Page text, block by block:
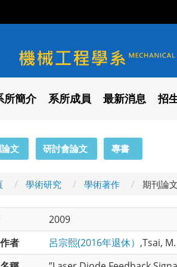
國立陽明交通大學 機械工
所簡介 系所成員 最新消息 招
文 研討會論文 專書
學術研究 學術著作 期刊論文
2009
者
呂宗熙(2016年退休） ,Tsai,